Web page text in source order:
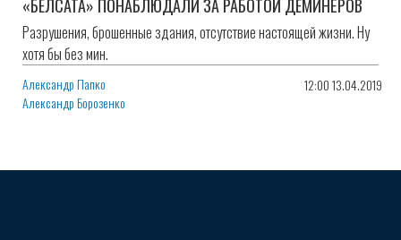
«БЕЛСАТА» ПОНАБЛЮДАЛИ ЗА РАБОТОЙ ДЕМИНЁРОВ
Разрушения, брошенные здания, отсутствие настоящей жизни. Ну
хотя бы без мин.
Александр Папко
Александр Борозенко
12:00 13.04.2019